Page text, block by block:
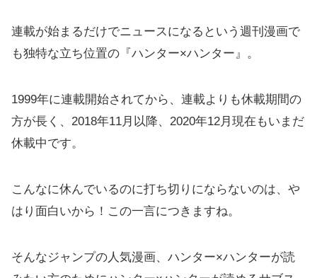
連載が始まるだけでニュースになるという週刊漫画で
も独特な立ち位置の『ハンター×ハンター』。
1999年に連載開始されてから、連載よりも休載期間の
方が長く、2018年11月以降、2020年12月現在もいまだ
休載中です。
こんなに休んでいるのに打ち切りにならないのは、や
はり面白いから！この一言につきますね。
そんなジャンプの人気漫画、ハンター×ハンターが読